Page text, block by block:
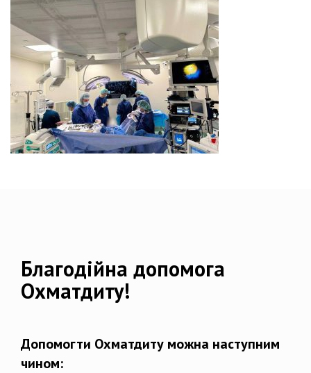
Благодійна допомога
Охматдиту!
Допомогти Охматдиту можна наступним
чином: